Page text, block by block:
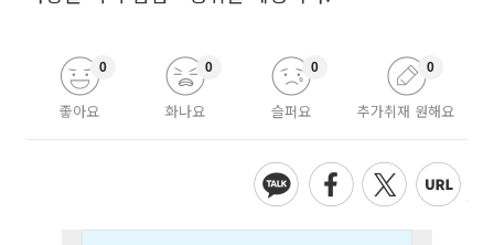
좋아요
0
화나요
0
슬퍼요
0
추가취재 원해요
0